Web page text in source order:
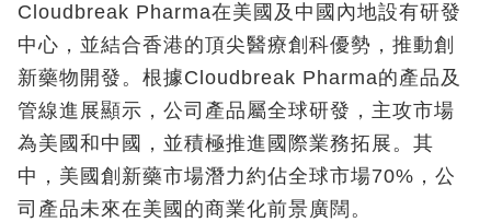
Cloudbreak Pharma在美國及中國內地設有研發
中心，並結合香港的頂尖醫療創科優勢，推動創
新藥物開發。根據Cloudbreak Pharma的產品及
管線進展顯示，公司產品屬全球研發，主攻市場
為美國和中國，並積極推進國際業務拓展。其
中，美國創新藥市場潛力約佔全球市場70%，公
司產品未來在美國的商業化前景廣闊。